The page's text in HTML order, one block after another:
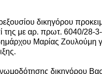
δικηγόρου
της με αρ. πρωτ. 6040/28-
Μαρίας Ζουλούμη
δικηγόρου